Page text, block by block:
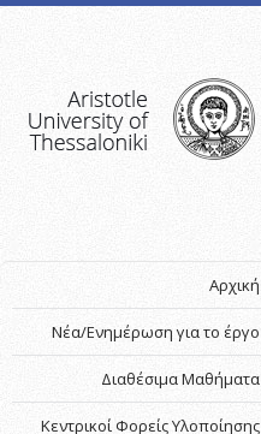
Αρχική
Νέα/Ενημέρωση για το έργο
Διαθέσιμα Μαθήματα
Κεντρικοί Φορείς Υλοποίησης